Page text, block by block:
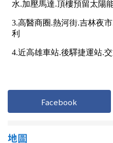
台東縣
金門連江
~
樓層
1樓Facebook
地圖